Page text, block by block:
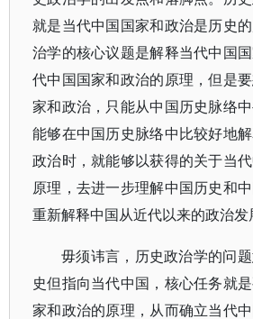
就是当代中国国家和政治是历史
治学的核心议题是解释当代中国
代中国国家和政治的原理，但是
家和政治，只能从中国历史脉络
能够在中国历史脉络中比较好地
政治时，就能够以获得的关于当
原理，去进一步理解中国历史和
重新解释中国从近代以来的政治发
毋须讳言，历史政治学的问
史但指向当代中国，核心任务就
家和政治的原理，从而确立当代